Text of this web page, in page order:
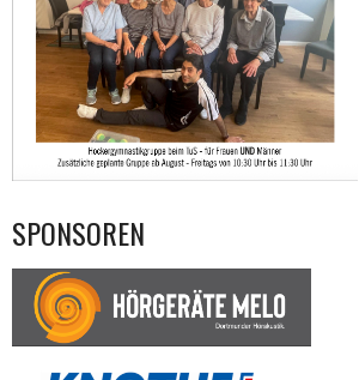
SPONSOREN